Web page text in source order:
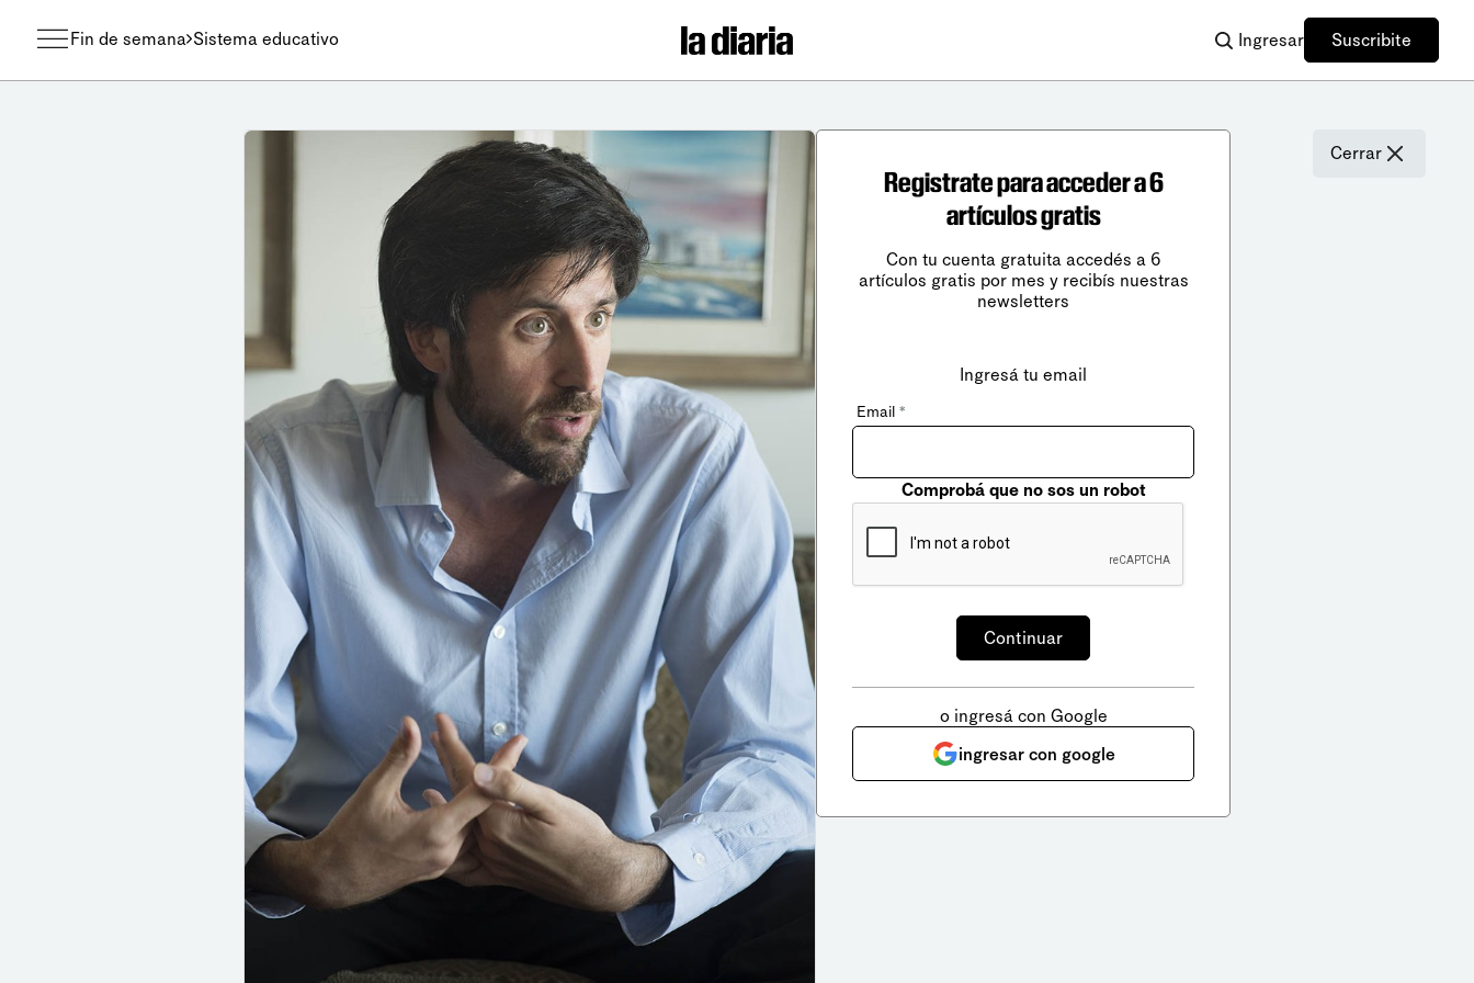
Fin de semana Sistema educativo Ingresar Suscribite
Cerrar
Registrate para acceder a 6
artículos gratis
Con tu cuenta gratuita accedés a 6
artículos gratis por mes y recibís nuestras
newsletters
Ingresá tu email
Email *
Comprobá que no sos un robot
o ingresá con Google
ingresar con google